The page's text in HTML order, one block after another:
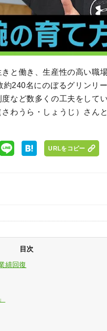
と働き、生産性の高い職
240名にのぼるグリンリ
など数多くの工夫をして
わうら・しょうじ）さん
URLをコピー
目次
績回復